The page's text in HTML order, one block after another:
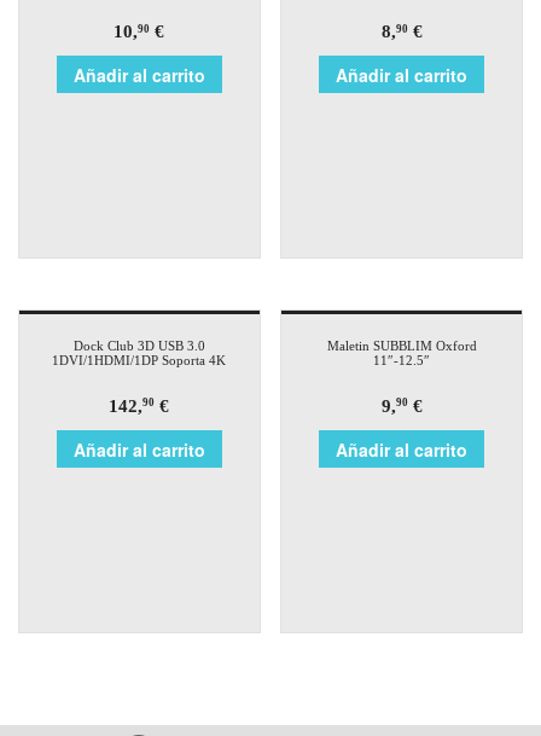
10,90 €
Añadir al carrito
8,90€
Añadir al carrito
Dock Club 3D USB 3.0
1DVI/1HDMI/1DP Soporta 4K
142,90 €
Añadir al carrito
Maletin SUBBLIM Oxford
11″-12.5″
9,90€
Añadir al carrito